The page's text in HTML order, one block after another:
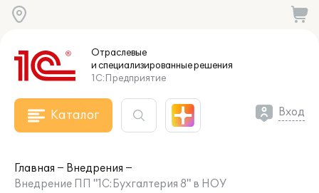
Отраслевые
и специализированныерешения
1С:Предприятие
Каталог Вход
Главная
Внедрения
Внедрение ПП "1С:Бухгалтерия 8" в НОУ